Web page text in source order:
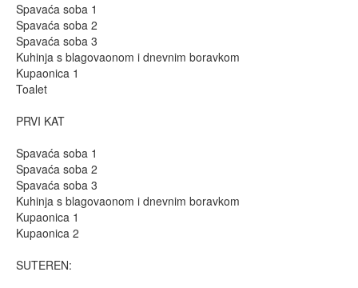
Spavaća soba 1
Spavaća soba 2
Spavaća soba 3
Kuhinja s blagovaonom i dnevnim boravkom
Kupaonica 1
Toalet
PRVI KAT
Spavaća soba 1
Spavaća soba 2
Spavaća soba 3
Kuhinja s blagovaonom i dnevnim boravkom
Kupaonica 1
Kupaonica 2
SUTEREN: